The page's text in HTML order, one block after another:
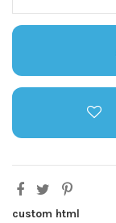
custom html